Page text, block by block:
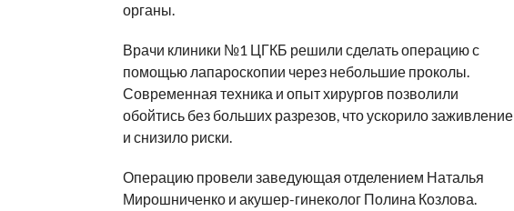
органы.
Врачи клиники №1 ЦГКБ решили сделать операцию с
помощью лапароскопии через небольшие проколы.
Современная техника и опыт хирургов позволили
обойтись без больших разрезов, что ускорило заживление
и снизило риски.
Операцию провели заведующая отделением Наталья
Мирошниченко и акушер-гинеколог Полина Козлова.